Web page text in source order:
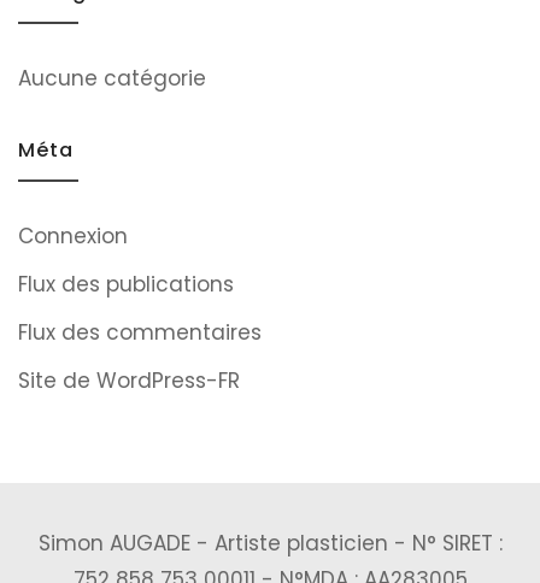
Aucune catégorie
Méta
Connexion
Flux des publications
Flux des commentaires
Site de WordPress-FR
Simon AUGADE - Artiste plasticien - N° SIRET :